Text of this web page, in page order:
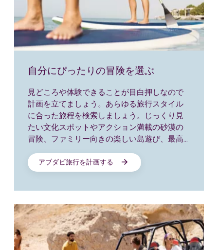
旅程
自分にぴったりの冒険を選ぶ
見どころや体験できることが目白押しなので
計画を立てましょう。あらゆる旅行スタイル
に合った旅程を検索しましょう。じっくり見
たい文化スポットやアクション満載の砂漠の
冒険、ファミリー向きの楽しい島遊び、最高
ょう。アブダビ旅行を計画する